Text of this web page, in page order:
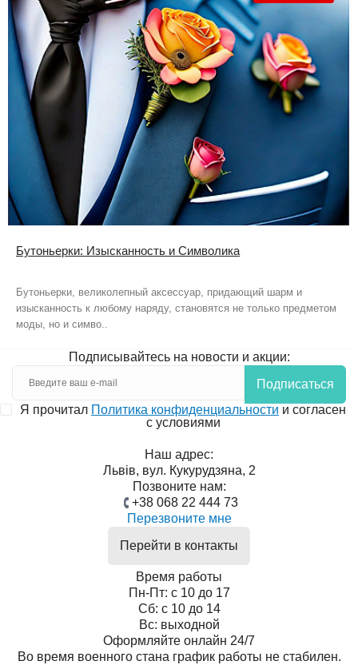
Бутоньерки: Изысканность и Символика
Бутоньерки, великолепный аксессуар, придающий шарм и
изысканность к любому наряду, становятся не только предметом
моды, но и симво..
Подписывайтесь на новости и акции:
Подписаться
Я прочитал Политика конфиденциальности и согласен
с условиями
Наш адрес:
Львів, вул. Кукурудзяна, 2
Позвоните нам:
+38 068 22 444 73
Перезвоните мне
Перейти в контакты
Время работы
Пн-Пт: с 10 до 17
Сб: с 10 до 14
Вс: выходной
Оформляйте онлайн 24/7
Во время военного стана график работы не стабилен.